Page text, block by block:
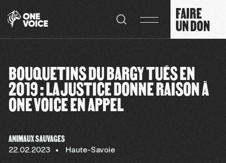
FAIRE
UN DON
BOUQUETINS DU BARGY TUÉS EN
2019 : LA JUSTICE DONNE RAISON À
ONE VOICE EN APPEL
ANIMAUX SAUVAGES
22.02.2023 Haute-Savoie